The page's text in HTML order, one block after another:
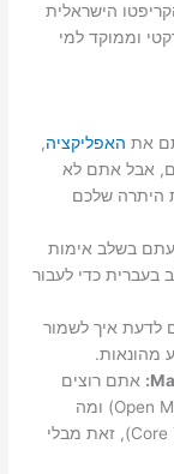
הישראלית
וממוקד למי
את האפליקציה,
אבל אתם לא
היתרה שלכם
בשלב אימות
בעברית כדי לעבור
לדעת איך לשמור
מהונאות.
אתם רוצים
להבין מתי הרשת תיפתח למסחר (Open Mainnet) ומה
(Core Team), זאת מבלי